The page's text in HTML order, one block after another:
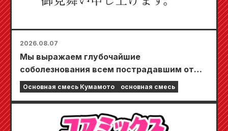
2026.08.07
Мы выражаем глубочайшие
соболезнования всем пострадавшим от
землетрясения в Кумамото в 2026 году.
Основная смесь Кумамото основная смесь